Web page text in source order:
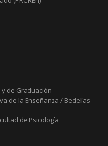
y de Graduación
de la Enseñanza / Bedelías
de Psicología